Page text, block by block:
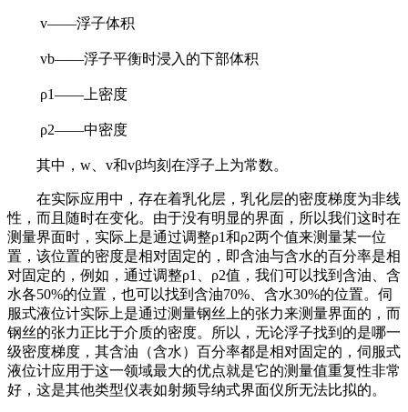
v——浮子体积
vb——浮子平衡时浸入的下部体积
ρ1——上密度
ρ2——中密度
其中，w、v和vβ均刻在浮子上为常数。
在实际应用中，存在着乳化层，乳化层的密度梯度为非线
性，而且随时在变化。由于没有明显的界面，所以我们这时在
测量界面时，实际上是通过调整ρ1和ρ2两个值来测量某一位
置，该位置的密度是相对固定的，即含油与含水的百分率是相
对固定的，例如，通过调整ρ1、ρ2值，我们可以找到含油、含
水各50%的位置，也可以找到含油70%、含水30%的位置。伺
服式液位计实际上是通过测量钢丝上的张力来测量界面的，而
钢丝的张力正比于介质的密度。所以，无论浮子找到的是哪一
级密度梯度，其含油（含水）百分率都是相对固定的，伺服式
液位计应用于这一领域最大的优点就是它的测量值重复性非常
好，这是其他类型仪表如射频导纳式界面仪所无法比拟的。